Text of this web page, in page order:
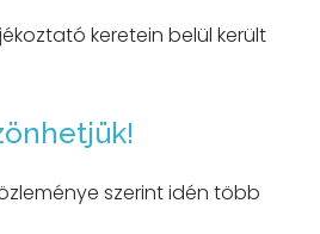
keretein belül került
szerint idén több